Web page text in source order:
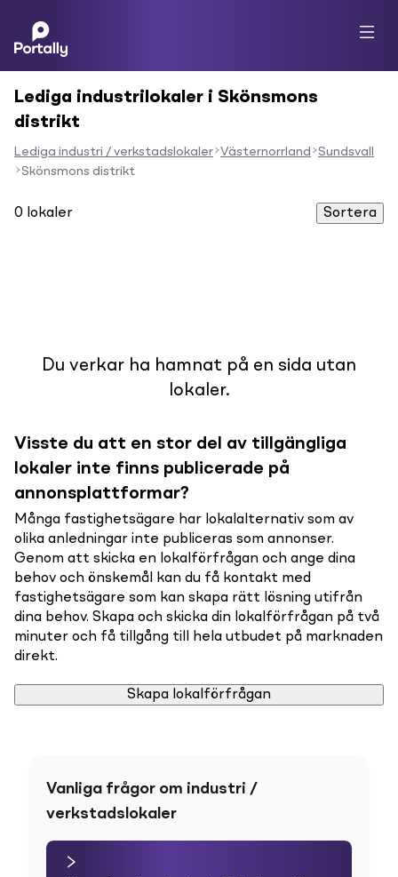
Lediga industrilokaler i Skönsmons
distrikt
Lediga industri / verkstadslokaler Västernorrland
Sundsvall
Skönsmons distrikt
0 lokaler Sortera
Du verkar ha hamnat på en sida utan
lokaler.
Visste du att en stor del av tillgängliga
lokaler inte finns publicerade på
annonsplattformar?
Många fastighetsägare har lokalalternativ som av
olika anledningar inte publiceras som annonser.
Genom att skicka en lokalförfrågan och ange dina
behov och önskemål kan du få kontakt med
fastighetsägare som kan skapa rätt lösning utifrån
dina behov. Skapa och skicka din lokalförfrågan på två
minuter och få tillgång till hela utbudet på marknaden
direkt.
Skapa lokalförfrågan
Vanliga frågor om industri /
verkstadslokaler